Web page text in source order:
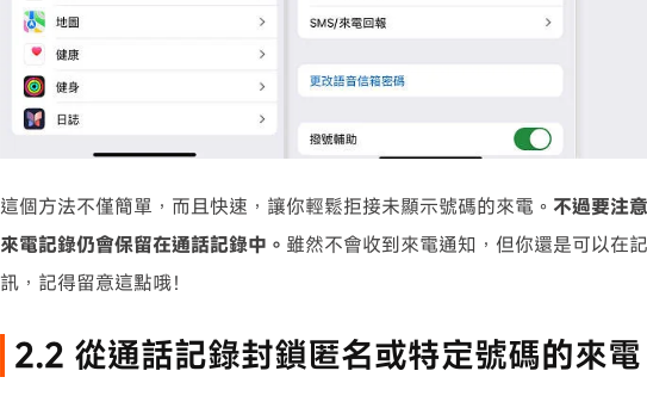
這個方法不僅簡單，而且快速，讓你輕鬆拒接未顯示號碼的來電。 不過要注
來電記錄仍會保留在通話記錄中。 雖然不會收到來電通知，但你還是可以在
訊，記得留意這點哦！
2.2 從通話記錄封鎖匿名或特定號碼的來電